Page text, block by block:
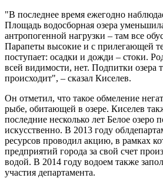
"В последнее время ежегодно
Площадь водосборная озера
антропогенной нагрузки – там все
Парапеты высокие и с прилегающей
поступает: осадки и дожди – стоки.
всей видимости, нет. Подпитки озера
происходит", – сказал Киселев.
Он отметил, что такое обмеление
рыбе, обитающей в озере. Киселев
последние несколько лет Белое озеро
искусственно. В 2013 году
ресурсов проводил акцию, в рамках
предприятий города за свой счет
водой. В 2014 году водоем также
участия департамента.